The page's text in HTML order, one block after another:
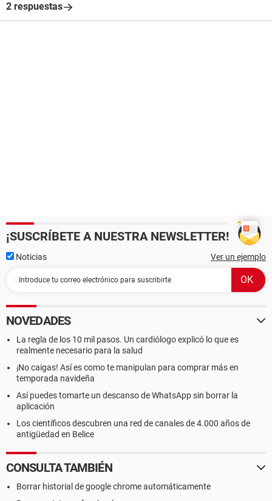
2 respuestas
¡SUSCRÍBETE A NUESTRA NEWSLETTER!
Noticias Ver un ejemplo
NOVEDADES
La regla de los 10 mil pasos. Un cardiólogo explicó lo que es
realmente necesario para la salud
¡No caigas! Así es como te manipulan para comprar más en
temporada navideña
Así puedes tomarte un descanso de WhatsApp sin borrar la
aplicación
Los científicos descubren una red de canales de 4.000 años de
antigüedad en Belice
CONSULTA TAMBIÉN
Borrar historial de google chrome automáticamente